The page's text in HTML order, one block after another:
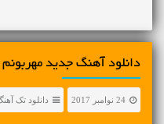
دانلود آهنگ جديد مهربونم
24 نوامبر 2017 دانلود تک